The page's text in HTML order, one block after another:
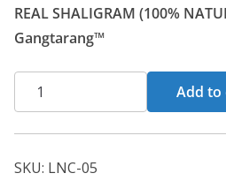
REAL SHALIGRAM (100%
Gangtarang™
Add to
SKU: LNC-05